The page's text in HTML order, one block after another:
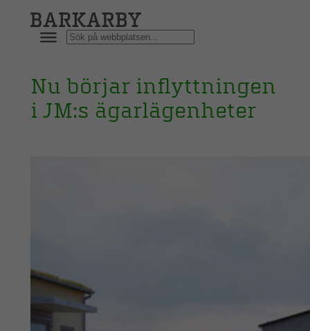
Hoppa
Sök
Nu börjar inflyttningen
i JM:s ägarlägenheter